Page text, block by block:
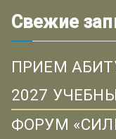
Свежие
ПРИЕМ
2027
ФОРУМ